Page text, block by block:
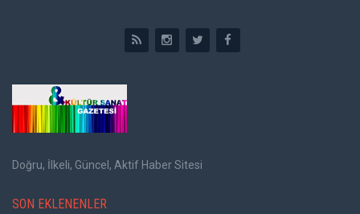
Doğru, İlkeli, Güncel, Aktif Haber Sitesi
SON EKLENENLER